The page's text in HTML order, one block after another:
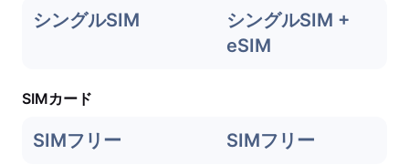
シングルSIM
シングルSIM +
eSIM
SIMカード
SIMフリー SIMフリー